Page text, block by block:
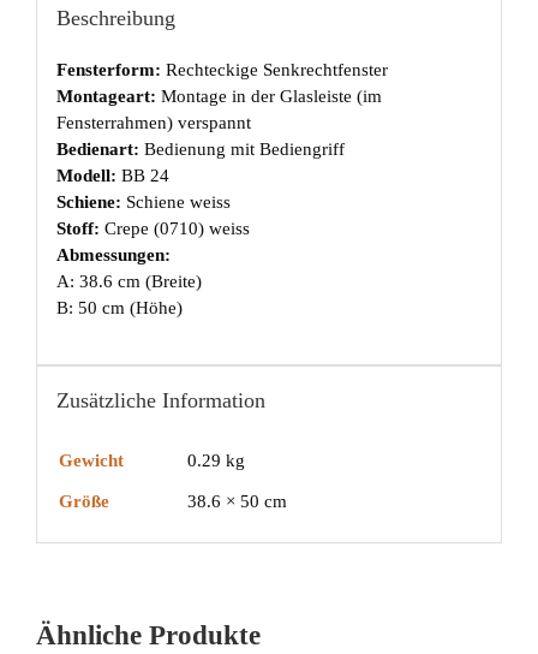
Beschreibung
Fensterform: Rechteckige Senkrechtfenster
Montageart: Montage in der Glasleiste (im
Fensterrahmen) verspannt
Bedienart: Bedienung mit Bediengriff
Modell: BB 24
Schiene: Schiene weiss
Stoff: Crepe (0710) weiss
Abmessungen:
A: 38.6 cm (Breite)
B: 50 cm (Höhe)
Zusätzliche Information
Gewicht 0.29 kg
Größe 38.6 × 50 cm
Ähnliche Produkte